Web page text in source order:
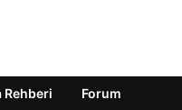
Rehberi Forum